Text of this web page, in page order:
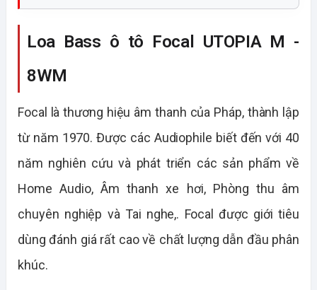
Loa Bass ô tô Focal UTOPIA M -
8WM
Focal là thương hiệu âm thanh của Pháp, thành lập
từ năm 1970. Được các Audiophile biết đến với 40
năm nghiên cứu và phát triển các sản phẩm về
Home Audio, Âm thanh xe hơi, Phòng thu âm
chuyên nghiệp và Tai nghe,. Focal được giới tiêu
dùng đánh giá rất cao về chất lượng dẫn đầu phân
khúc.